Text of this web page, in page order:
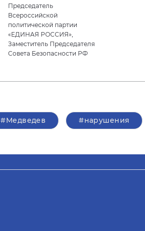
Председатель
Всероссийской
политической партии
«ЕДИНАЯ РОССИЯ»,
Заместитель Председателя
Совета Безопасности РФ
#Медведев #нарушения